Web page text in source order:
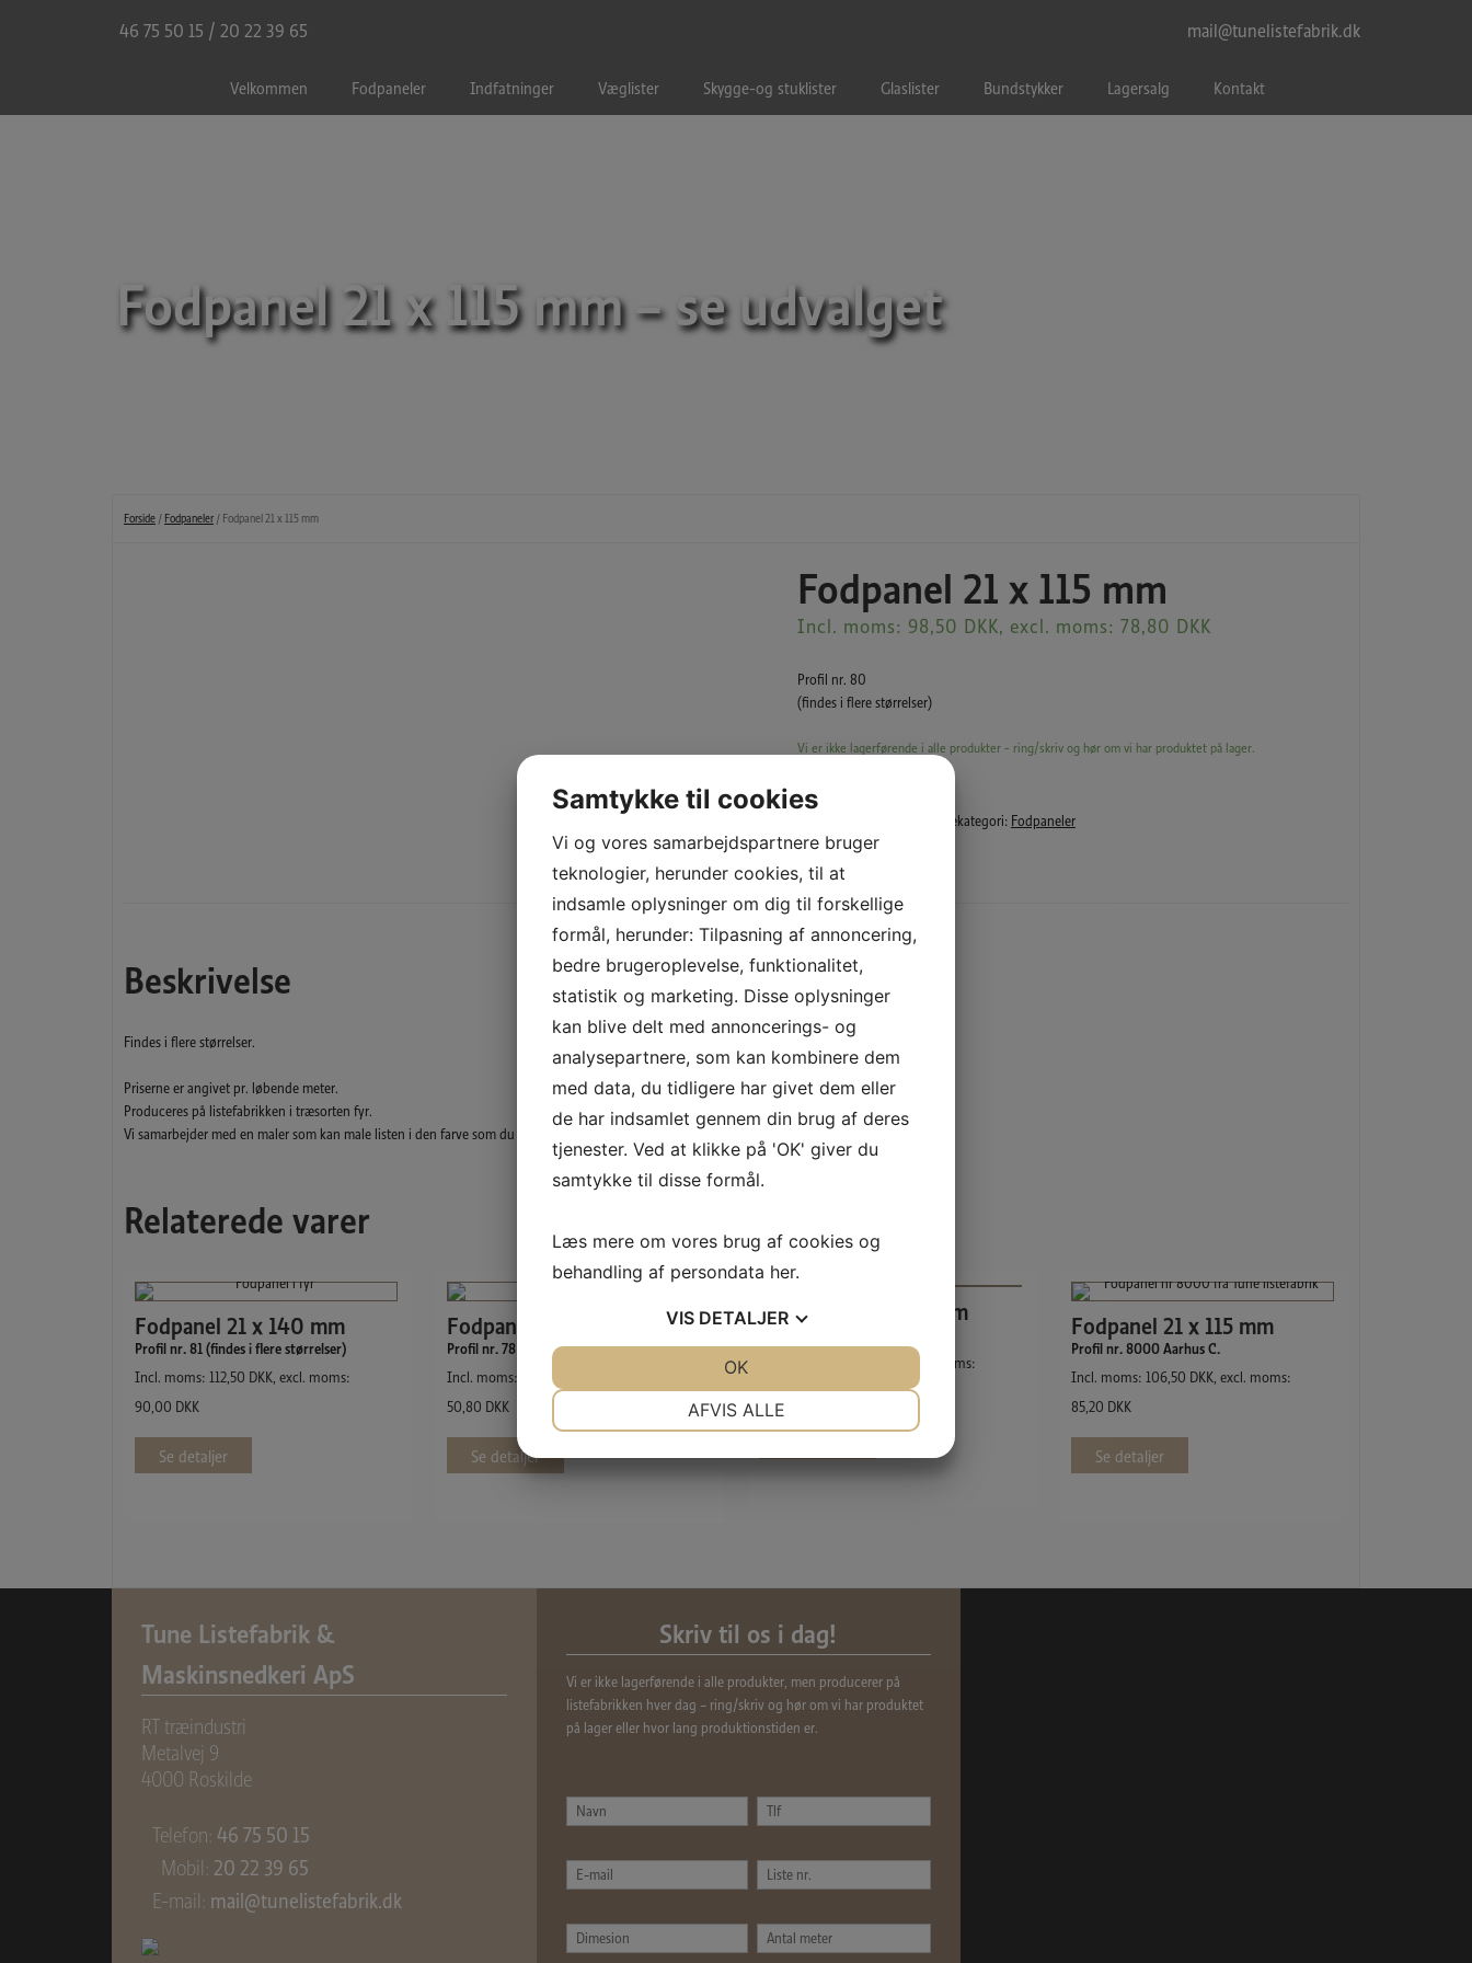
46 75 50 15 / 20 22 39 65 mail@tunelistefabrik.dk
Velkommen Fodpaneler Indfatninger Væglister Skygge-og stuklister Glaslister Bundstykker Lagersalg Kontakt
Fodpanel 21 x 115 mm – se udvalget
Forside / Fodpaneler / Fodpanel 21 x 115 mm
Fodpanel 21 x 115 mm
Incl. moms: 98,50 DKK, excl. moms: 78,80 DKK
Profil nr. 80
(findes i flere størrelser)
Vi er ikke lagerførende i alle produkter - ring/skriv og hør om vi har produktet på lager.
Varekategori: Fodpaneler
Beskrivelse
Beskrivelse
Findes i flere størrelser.
Priserne er angivet pr. løbende meter.
Produceres på listefabrikken i træsorten fyr.
Vi samarbejder med en maler som kan male listen i den farve som du ønsker.
Relaterede varer
Fodpanel 21 x 140 mm
Profil nr. 81 (findes i flere størrelser)
Incl. moms: 112,50 DKK, excl. moms:
90,00 DKK
Se detaljer
Fodpanel 15 x 91 mm
Profil nr. 78
Incl. moms:
63,50
50,80 DKK
Se detaljer
Fodpanel 21 x 144 mm
, excl. moms:
91,60DKK
Fodpanel 21 x 115 mm
Profil nr. 8000 Aarhus C.
Incl. moms:106,50 DKK, excl. moms:
85,20 DKK
Se detaljer
Tune Listefabrik &
Maskinsnedkeri ApS
RT træindustri
Metalvej 9
4000 Roskilde
Telefon: 46 75 50 15
Mobil: 20 22 39 65
E-mail: mail@tunelistefabrik.dk
Skriv til os i dag!
Vi er ikke lagerførende i alle produkter, men producerer på
listefabrikken hver dag – ring/skriv og hør om vi har produktet
på lager eller hvor lang produktionstiden er.
Samtykke til cookies
Vi og vores samarbejdspartnere bruger
teknologier, herunder cookies, til at
indsamle oplysninger om dig til forskellige
formål, herunder: Tilpasning af annoncering,
bedre brugeroplevelse, funktionalitet,
statistik og marketing. Disse oplysninger
kan blive delt med annoncerings- og
analysepartnere, som kan kombinere dem
med data, du tidligere har givet dem eller
de har indsamlet gennem din brug af deres
tjenester. Ved at klikke på 'OK' giver du
samtykke til disse formål.
Læs mere om vores brug af cookies og
behandling af persondata her.
VIS DETALJER
AFVIS ALLE
OK